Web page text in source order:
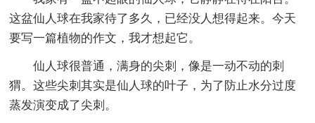
这盆仙人球在我家待了多久，已经没人想得起来。今天
要写一篇植物的作文，我才想起它。
仙人球很普通，满身的尖刺，像是一动不动的刺
猬。这些尖刺其实是仙人球的叶子，为了防止水分过度
蒸发演变成了尖刺。